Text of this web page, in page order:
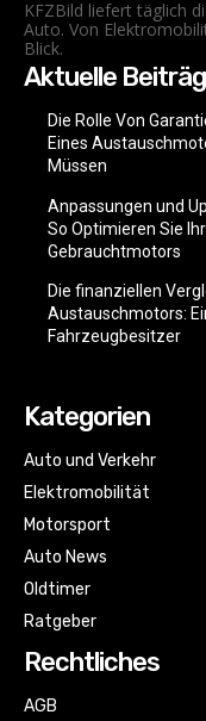
KFZBild liefert täglich
Auto. Von
Blick.
Aktuelle
Die Rolle Von
Eines
Müssen
Anpassungen und
So Optimieren Sie
Gebrauchtmotors
Die finanziellen
Austauschmotors:
Fahrzeugbesitzer
Kategorien
Auto und Verkehr
Elektromobilität
Motorsport
Auto News
Oldtimer
Ratgeber
Rechtliches
AGB